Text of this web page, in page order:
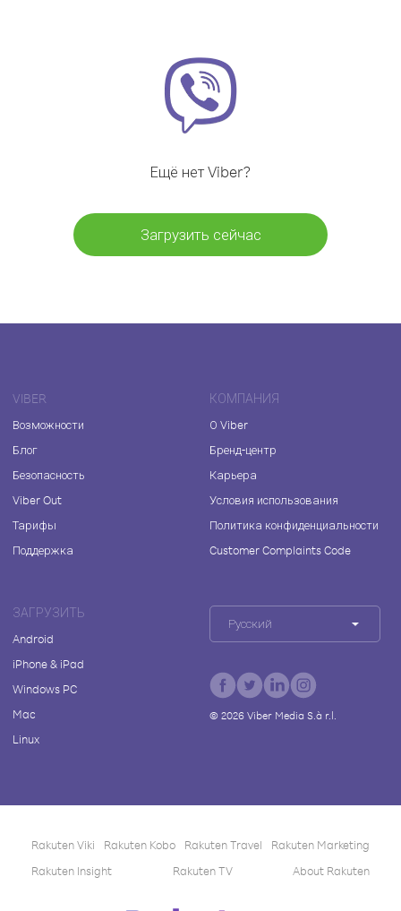
Ещё нет Viber?
Загрузить сейчас
VIBER
Возможности
Блог
Безопасность
Viber Out
Тарифы
Поддержка
КОМПАНИЯ
О Viber
Бренд-центр
Карьера
Условия использования
Политика конфиденциальности
Customer Complaints Code
ЗАГРУЗИТЬ
Android
iPhone & iPad
Windows PC
Mac
Linux
Русский
© 2026Viber Media S.à r.l.
Rakuten Viki Rakuten Kobo Rakuten Travel
Rakuten Marketing
Rakuten Insight
Rakuten TV About Rakuten